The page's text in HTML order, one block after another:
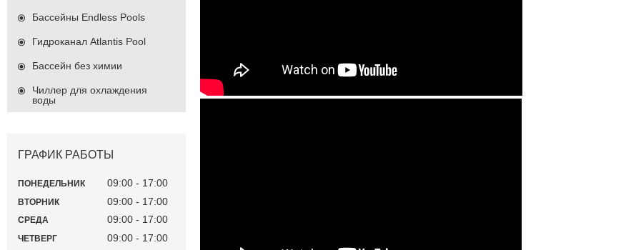
Бассейны Endless Pools
Гидроканал Atlantis Pool
Бассейн без химии
Чиллер для охлаждения
воды
ГРАФИК РАБОТЫ
ПОНЕДЕЛЬНИК 09:00 17:00
ВТОРНИК 09:00 17:00
СРЕДА 09:00 17:00
ЧЕТВЕРГ 09:00 17:00